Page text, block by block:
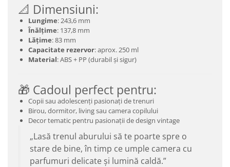
📐 Dimensiuni:
Lungime: 243,6 mm
Înălțime: 137,8 mm
Lățime: 83 mm
Capacitate rezervor: aprox. 250 ml
Material: ABS + PP (durabil și sigur)
🎁 Cadoul perfect pentru:
Copii sau adolescenți pasionați de trenuri
Birou, dormitor, living sau camera copilului
Decor tematic pentru pasionații de design vintage
„Lasă trenul aburului să te poarte spre o
stare de bine, în timp ce umple camera cu
parfumuri delicate și lumină caldă.”